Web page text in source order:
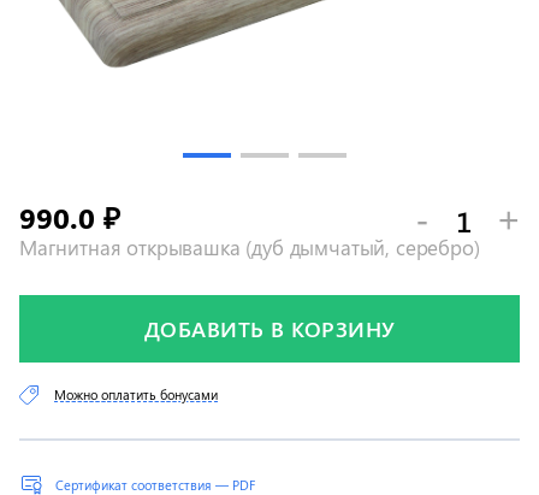
Магнитная открывашка (дуб дымчатый, серебро)
990.0 ₽ - +
ДОБАВИТЬ В КОРЗИНУ
Сертификат соответствия — PDF
Можно оплатить бонусами